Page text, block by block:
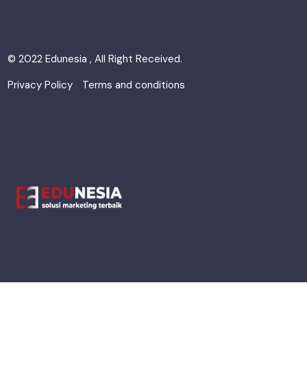
© 2022 Edunesia , All Right Received.
Privacy Policy
Terms and conditions